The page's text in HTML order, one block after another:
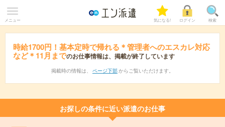
メニュー 気になる! ログイン 検索
時給1700円！基本定時で帰れる＊管理者へのエスカレ対応
など＊11月までのお仕事情報は、掲載が終了しています
掲載時の情報は、 ページ下部 からご覧いただけます。
お探しの条件に近い派遣のお仕事